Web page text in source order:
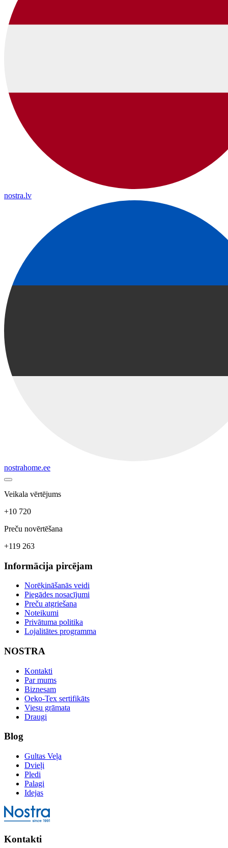
nostra.lv
nostrahome.ee
Veikala vērtējums
+10 720
Preču novērtēšana
+119 263
Informācija pircējam
Norēķināšanās veidi
Piegādes nosacījumi
Preču atgriešana
Noteikumi
Privātuma politika
Lojalitātes programma
NOSTRA
Kontakti
Par mums
Biznesam
Oeko-Tex sertifikāts
Viesu grāmata
Draugi
Blog
Gultas Veļa
Dvieļi
Pledi
Palagi
Idejas
Kontakti